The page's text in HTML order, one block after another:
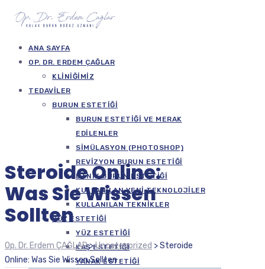
ANA SAYFA
OP. DR. ERDEM ÇAĞLAR
KLINIĞIMIZ
TEDAVILER
BURUN ESTETIĞI
BURUN ESTETIĞI VE MERAK
EDILENLER
SIMÜLASYON (PHOTOSHOP)
REVIZYON BURUN ESTETIĞI
ETNIK BURUN ESTETIĞI
KULLANILAN YENI TEKNOLOJILER
KULLANILAN TEKNIKLER
YÜZ ESTETIĞI
YÜZ ESTETIĞI
KAŞ ESTETIĞI
YANAK ESTETIĞI
Steroide Online:
Was Sie Wissen
Sollten
Op. Dr. Erdem ÇAĞLAR>Uncategorized >Steroide
Online: Was Sie Wissen Sollten